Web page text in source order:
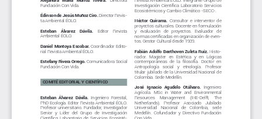
Fundación Con Vida.
Édinson de Jesús Muñoz Ciro. Director Revis-
ta Ambiental ÉOLO.
Esteban    Álvarez    Dávila.
    Editor    Revista
Ambiental ÉOLO.
Daniel  Montoya  Escobar.
  Coordinador  Edito-
rial Revista Ambiental ÉOLO.
Estefany Rivera Orrego. Comunicadora Social
Fundación Con Vida.
  COMITÉ EDITORIAL Y CIENTÍFICO
Esteban  Álvarez  Dávila. Ingeniero  Forestal,
PhD Ecología. Editor Revista Ambiental ÉOLO.
Profesor universitario. Fundador, Investigador
Senior  y  Líder  del  Grupo  de  Investigación
Científica Laboratorio de Servicios Ecosisté-
Investigación Científica Laboratorio Servicios
Ecosistémicos y Cambio Climático -SECC-.
Héctor  Quirama.
  Consultor  e  interventor  de
proyectos culturales. Docente en formulación
y   evaluación   de   proyectos.   Evaluador   de
normas certificadas en organización de even-
tos. Gestor Cultural desde 1989.
Fabián Adolfo Beethoven Zuleta Ruíz. Histo-
riador.  Magister  en  Estética  y  en  Lógicas
contemporáneas  de  la  filosofía.  Doctor  en
Antropología   social   y   etnología.   Profesor
titular  jubilado  de  la  Universidad  Nacional  de
Colombia. Sede Medellín.
José   Ignacio   Agudelo   Otálvaro. Ingeniero
Agrícola.  MSc  in  Water  and  Environmental
Resources     Management     (IHE-Delft,     The
Netherlands).   Profesor   Asociado   Jubilado
Universidad   Nacional   de   Colombia,   sede
Medellín.  Cofundador  y  Directivo  Fundación
Con Vida.